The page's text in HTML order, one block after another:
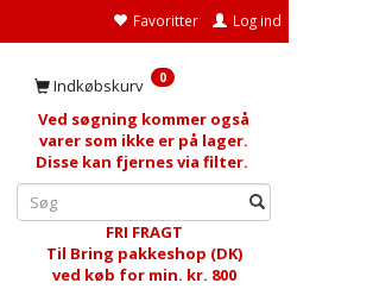
Favoritter Log ind
Indkøbskurv 0
Ved søgning kommer også
varer som ikke er på lager.
Disse kan fjernes via filter.
FRI FRAGT
Til Bring pakkeshop (DK)
ved køb for min. kr. 800